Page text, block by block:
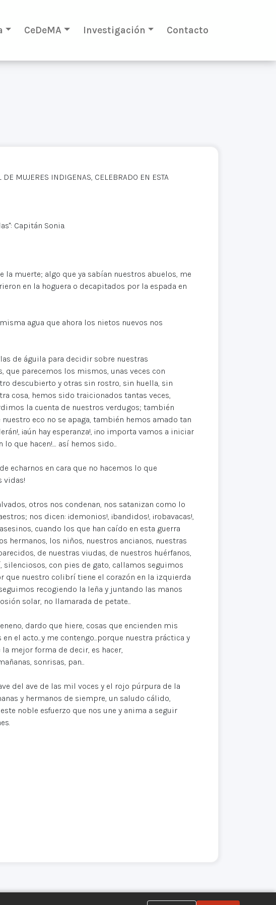
CeDeMA Investigación Contacto
MUJERES INDIGENAS, CELEBRADO EN ESTA
Capitán Sonia.
muerte; algo que ya sabían nuestros abuelos, me
en la hoguera o decapitados por la espada en
agua que ahora los nietos nuevos nos
de águila para decidir sobre nuestras
que parecemos los mismos, unas veces con
descubierto y otras sin rostro, sin huella, sin
cosa, hemos sido traicionados tantas veces,
la cuenta de nuestros verdugos; también
eco no se apaga, también hemos amado tan
¡aún hay esperanza!, ¡no importa vamos a iniciar
que hacen!.... así hemos sido...
echarnos en cara que no hacemos lo que
vidas!
otros nos condenan, nos satanizan como lo
nos dicen: ¡demonios!, ¡bandidos!, ¡robavacas!,
cuando los que han caído en esta guerra
hermanos, los niños, nuestros ancianos, nuestras
de nuestras viudas, de nuestros huérfanos,
silenciosos, con pies de gato, callamos seguimos
que nuestro colibrí tiene el corazón en la izquierda
recogiendo la leña y juntando las manos
solar, no llamarada de petate...
dardo que hiere, cosas que encienden mis
el acto...y me contengo...porque nuestra práctica y
mejor forma de decir, es hacer,
sonrisas, pan...
del ave de las mil voces y el rojo púrpura de la
y hermanos de siempre, un saludo cálido,
noble esfuerzo que nos une y anima a seguir